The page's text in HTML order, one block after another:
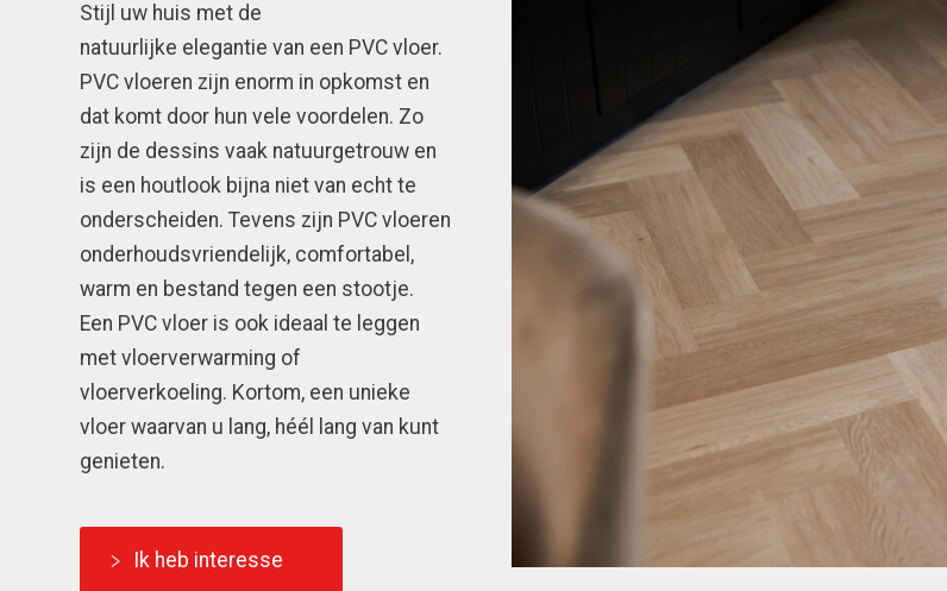
Stijl uw huis met de
natuurlijke elegantie van een PVC vloer.
PVC vloeren zijn enorm in opkomst en
dat komt door hun vele voordelen. Zo
zijn de dessins vaak natuurgetrouw en
is een houtlook bijna niet van echt te
onderscheiden. Tevens zijn PVC vloeren
onderhoudsvriendelijk, comfortabel,
warm en bestand tegen een stootje.
Een PVC vloer is ook ideaal te leggen
met vloerverwarming of
vloerverkoeling. Kortom, een unieke
vloer waarvan u lang, héél lang van kunt
genieten.
Ik heb interesse